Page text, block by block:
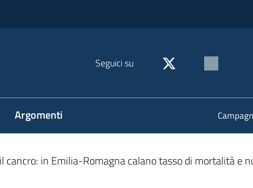
Seguici su
Argomenti
cancro: in Emilia-Romagna calano tasso di mortalità e